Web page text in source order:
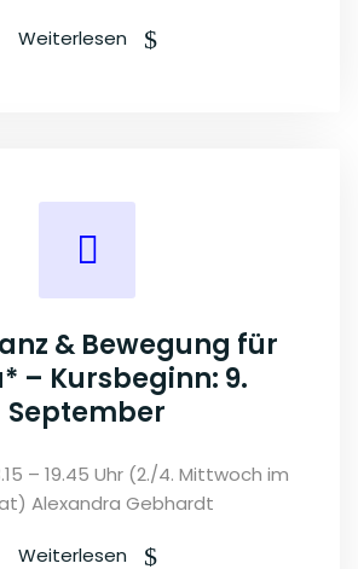
Weiterlesen
& Bewegung für
– Kursbeginn: 9.
September
– 19.45 Uhr (2./4. Mittwoch im
Alexandra Gebhardt
Weiterlesen